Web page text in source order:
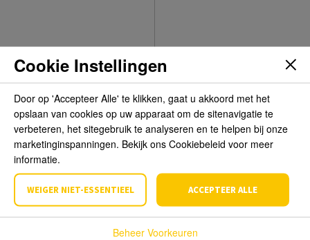
Naar de winkel
Sanne Ramakers, Liesbeth
Rosendaal
€ 13,99
€ 20,95
Het officiële
Rik Kleeven, Jesper Weijs
€ 11,49
€ 17,50
Cookie Instellingen
Door op 'Accepteer Alle' te klikken, gaat u akkoord met het
opslaan van cookies op uw apparaat om de sitenavigatie te
verbeteren, het sitegebruik te analyseren en te helpen bij onze
marketinginspanningen. Bekijk ons Cookiebeleid voor meer
informatie.
WEIGER NIET-ESSENTIEEL ACCEPTEER ALLE
Beheer Voorkeuren